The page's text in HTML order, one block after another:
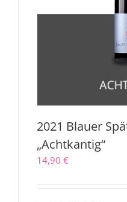
2021 Blauer
„Achtkantig“
14,90 €